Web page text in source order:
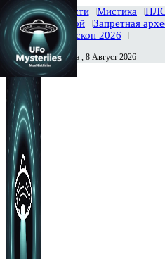
Главная Новости Мистика
Тайны вселенной
Запретная
История
Гороскоп 2026
Сегодня Суббота , 8 Август 2026